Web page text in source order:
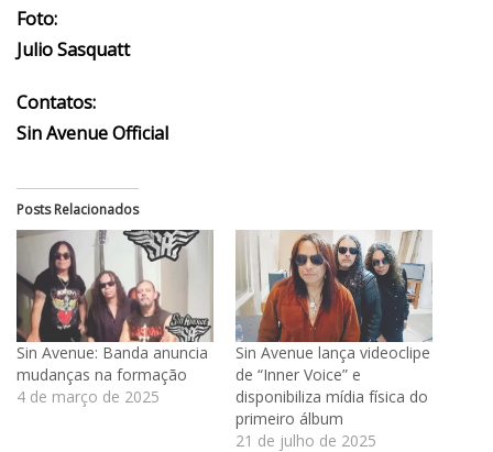
Foto:
Julio Sasquatt
Contatos:
Sin Avenue Official
Posts Relacionados
Sin Avenue: Banda anuncia
mudanças na formação
4 de março de 2025
Sin Avenue lança videoclipe
de “Inner Voice” e
disponibiliza mídia física do
primeiro álbum
21 de julho de 2025